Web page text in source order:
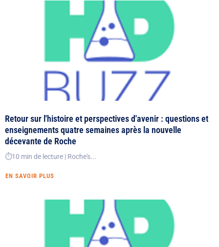
Retour sur l'histoire et perspectives d'avenir : questions et
enseignements quatre semaines après la nouvelle
décevante de Roche
⏱️10 min de lecture | Roche's...
EN SAVOIR PLUS